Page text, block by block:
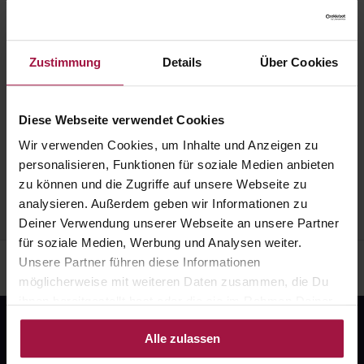
Zustimmung Details Über Cookies
Diese Webseite verwendet Cookies
Wir verwenden Cookies, um Inhalte und Anzeigen zu
personalisieren, Funktionen für soziale Medien anbieten
zu können und die Zugriffe auf unsere Webseite zu
analysieren. Außerdem geben wir Informationen zu
Deiner Verwendung unserer Webseite an unsere Partner
für soziale Medien, Werbung und Analysen weiter.
Unsere Partner führen diese Informationen
möglicherweise mit weiteren Daten zusammen, die Du
Nutzung der Dienste gesammelt haben.
Alle zulassen
Liefergebiet
Die folgenden Postleitzahlen werden durch die
76530, 76532, 76534
Widerrufsbelehrung Datenschutz